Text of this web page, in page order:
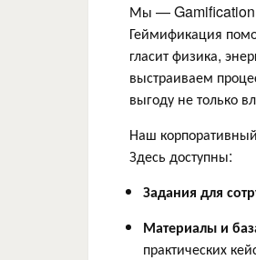
Мы — Gamification
Геймификация
гласит физика,
выстраиваем
выгоду не только
Наш
Здесь доступны:
Задания для
Материалы и
практических